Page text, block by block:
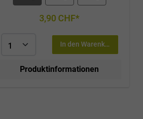
3,90 CHF*
In den Warenkorb
Produktinformationen